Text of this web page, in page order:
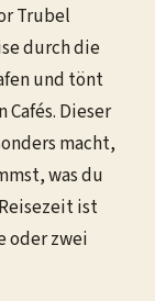
Trubel
durch die
und tönt
Cafés. Dieser
macht,
was du
ist
oder zwei